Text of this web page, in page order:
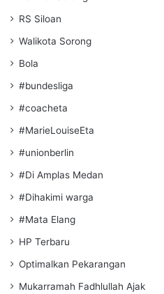
RS Siloan
Walikota Sorong
Bola
#bundesliga
#coacheta
#MarieLouiseEta
#unionberlin
#Di Amplas Medan
#Dihakimi warga
#Mata Elang
HP Terbaru
Optimalkan Pekarangan
Mukarramah Fadhlullah Ajak